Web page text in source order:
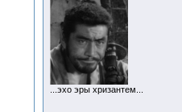
...эхо эры хризантем...